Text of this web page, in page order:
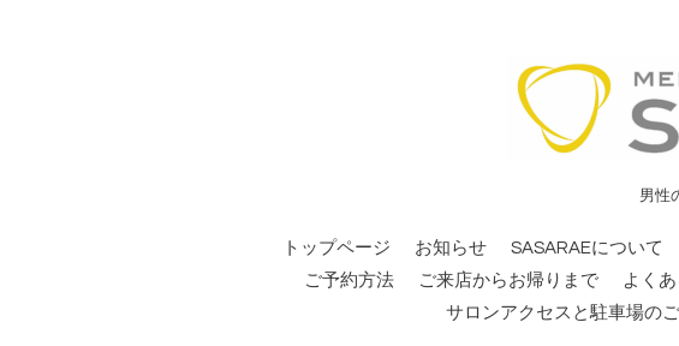
男性
トップページ お知らせ SASARAEについて
ご予約方法
ご来店からお帰りまで よく
サロンアクセスと駐車場の